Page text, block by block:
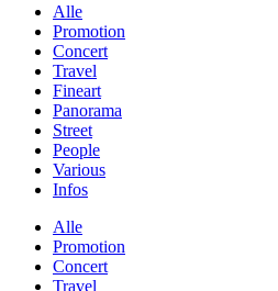
Alle
Promotion
Concert
Travel
Fineart
Panorama
Street
People
Various
Infos
Alle
Promotion
Concert
Travel